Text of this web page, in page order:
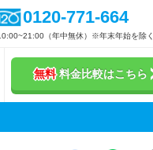
0120-771-664
（年中無休）※年末年始を除く
無料 料金比較はこちら